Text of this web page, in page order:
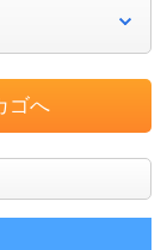
ゴへ